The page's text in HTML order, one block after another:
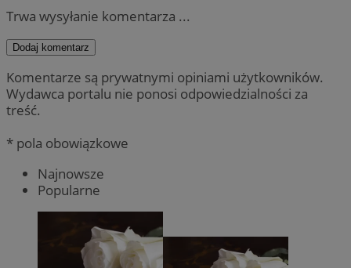
Trwa wysyłanie komentarza ...
Dodaj komentarz
Komentarze są prywatnymi opiniami użytkowników.
Wydawca portalu nie ponosi odpowiedzialności za
treść.
* pola obowiązkowe
Najnowsze
Popularne